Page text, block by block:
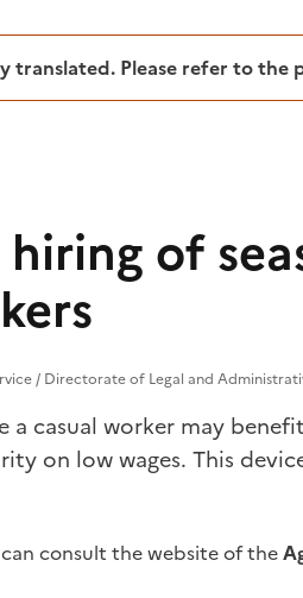
translated. Please refer to the
of
/ Directorate of Legal and
a casual worker may
on low wages. This
consult the website of the